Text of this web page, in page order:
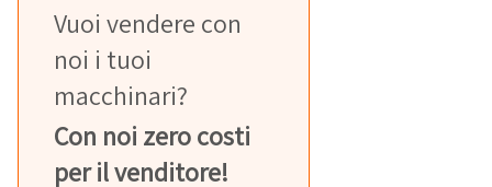
Vuoi vendere con
noi i tuoi
macchinari?
Con noi zero costi
per il venditore!